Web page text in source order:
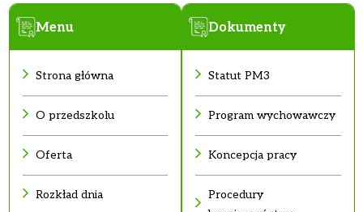
Menu
Strona główna
O przedszkolu
Oferta
Rozkład dnia
Dokumenty
Statut PM3
Program wychowawczy
Koncepcja pracy
Procedury